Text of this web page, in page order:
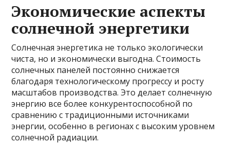
Экономические аспекты
солнечной энергетики
Солнечная энергетика не только экологически
чиста, но и экономически выгодна. Стоимость
солнечных панелей постоянно снижается
благодаря технологическому прогрессу и росту
масштабов производства. Это делает солнечную
энергию все более конкурентоспособной по
сравнению с традиционными источниками
энергии, особенно в регионах с высоким уровнем
солнечной радиации.